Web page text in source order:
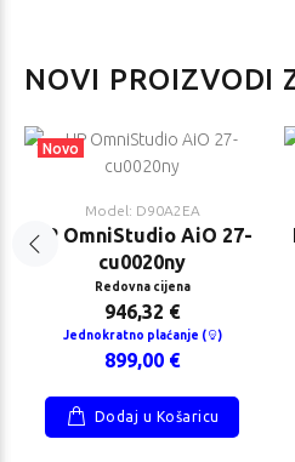
NOVI PROIZVODI
Novo
Model: D90A2EA
HP OmniStudio AiO 27-
cu0020ny
Redovna cijena
946,32 €
Jednokratno plaćanje ( )
899,00 €
Dodaj u Košaricu